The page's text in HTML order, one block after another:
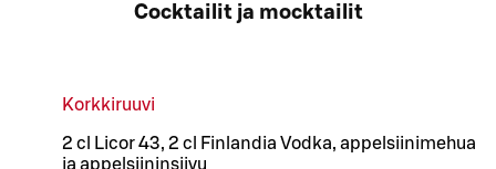
Cocktailit ja mocktailit
Korkkiruuvi
2 cl Licor 43, 2 cl Finlandia Vodka, appelsiinimehua
ja appelsiininsiivu